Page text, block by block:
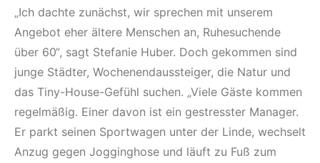
„Ich dachte zunächst, wir sprechen mit unserem
Angebot eher ältere Menschen an, Ruhesuchende
über 60“, sagt Stefanie Huber. Doch gekommen sind
junge Städter, Wochenendaussteiger, die Natur und
das Tiny-House-Gefühl suchen. „Viele Gäste kommen
regelmäßig. Einer davon ist ein gestresster Manager.
Er parkt seinen Sportwagen unter der Linde, wechselt
Anzug gegen Jogginghose und läuft zu Fuß zum